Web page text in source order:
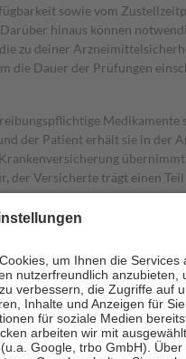
sowie vom
hinaus können
zu deiner
die Dauer der Prüfungen
Medikamente
der Patient erhält sie in der
der Versicherte trägt einen
leisten Mitglieder Zuzahlungen
Euro.
Es sind jedoch nie
zu entrichten.
gelten grundsätzlich auch für
und häuslicher
Prozent der Kosten sowie